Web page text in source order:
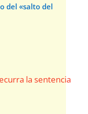
del «salto del